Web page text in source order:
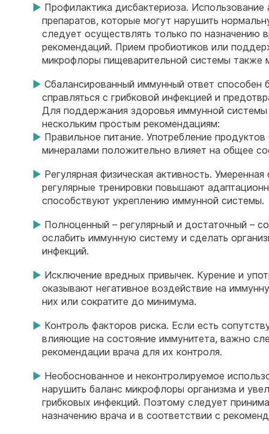
Профилактика дисбактериоза. Использование
препаратов, которые могут нарушить
следует осуществлять только по назначению
рекомендаций. Прием пробиотиков или
микрофлоры пищеварительной системы также
Сбалансированный иммунный ответ способен
справляться с грибковой инфекцией и
Для поддержания здоровья иммунной
нескольким простым рекомендациям:
Правильное питание. Употребление
минералами положительно влияет на общее
Регулярная физическая активность.
регулярные тренировки повышают
способствуют укреплению иммунной системы.
Полноценный – регулярный и достаточный –
ослабить иммунную систему и сделать
инфекций.
Исключение вредных привычек. Курение и
оказывают негативное воздействие на
них или сократите до минимума.
Контроль факторов риска. Если есть
влияющие на состояние иммунитета, важно
рекомендации врача для их контроля.
Необоснованное и неконтролируемое
нарушить баланс микрофлоры организма и
грибковых инфекций. Поэтому следует
назначению врача и в соответствии с